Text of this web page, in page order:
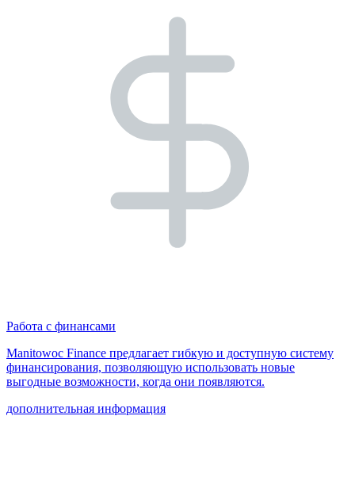
Работа с финансами
Manitowoc Finance предлагает гибкую и доступную систему
финансирования, позволяющую использовать новые
выгодные возможности, когда они появляются.
дополнительная информация